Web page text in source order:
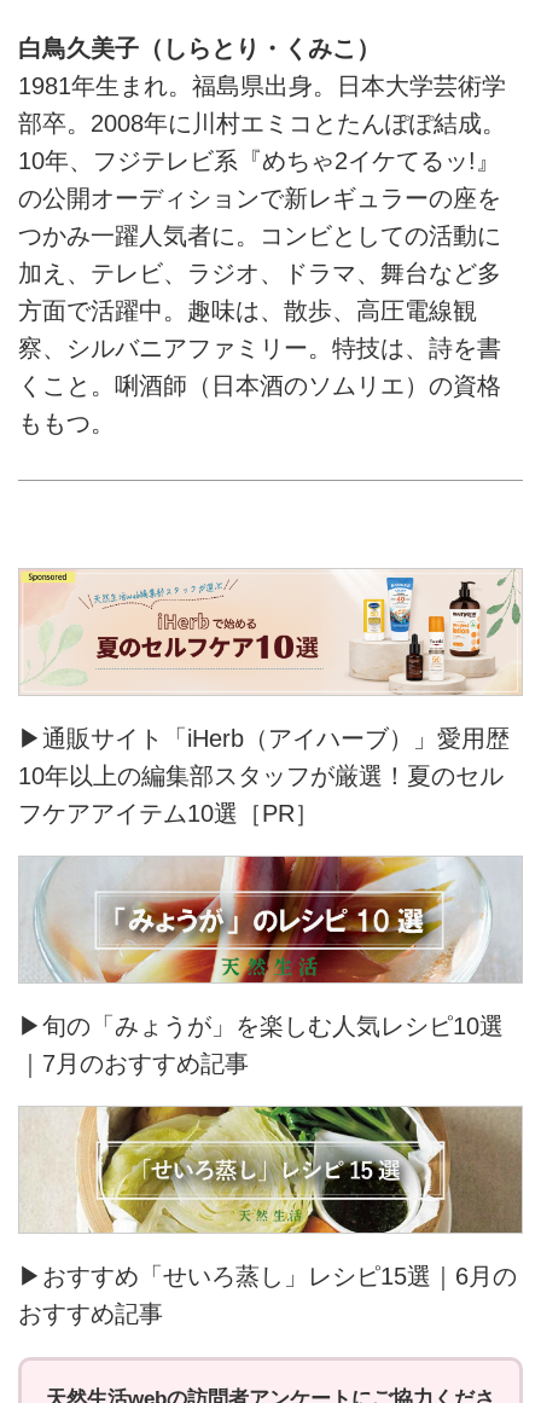
白鳥久美子（しらとり・くみこ）
1981年生まれ。福島県出身。日本大学芸術学
部卒。2008年に川村エミコとたんぽぽ結成。
10年、フジテレビ系『めちゃ2イケてるッ!』
の公開オーディションで新レギュラーの座を
つかみ一躍人気者に。コンビとしての活動に
加え、テレビ、ラジオ、ドラマ、舞台など多
方面で活躍中。趣味は、散歩、高圧電線観
察、シルバニアファミリー。特技は、詩を書
くこと。唎酒師（日本酒のソムリエ）の資格
ももつ。
▶通販サイト「iHerb（アイハーブ）」愛用歴
10年以上の編集部スタッフが厳選！夏のセル
フケアアイテム10選［PR］
▶旬の「みょうが」を楽しむ人気レシピ10選
｜7月のおすすめ記事
▶おすすめ「せいろ蒸し」レシピ15選｜6月の
おすすめ記事